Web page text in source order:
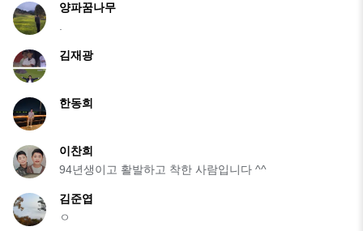
양파꿈나무
.
김재광
한동희
이찬희
94년생이고 활발하고 착한 사람입니다 ^^
김준엽
ㅇ